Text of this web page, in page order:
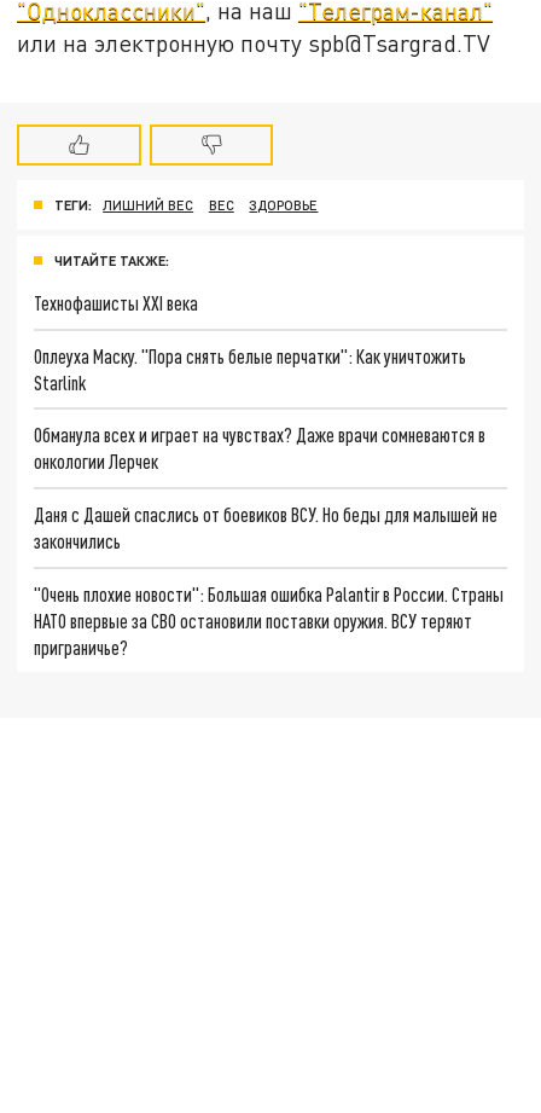
"Одноклассники" , на наш "Телеграм-канал"
или на электронную почту spb@Tsargrad.TV
ТЕГИ: ЛИШНИЙ ВЕС ВЕС ЗДОРОВЬЕ
ЧИТАЙТЕ ТАКЖЕ:
Технофашисты XXI века
Оплеуха Маску. "Пора снять белые перчатки": Как уничтожить
Starlink
Обманула всех и играет на чувствах? Даже врачи сомневаются в
онкологии Лерчек
Даня с Дашей спаслись от боевиков ВСУ. Но беды для малышей не
закончились
"Очень плохие новости": Большая ошибка Palantir в России. Страны
НАТО впервые за СВО остановили поставки оружия. ВСУ теряют
приграничье?